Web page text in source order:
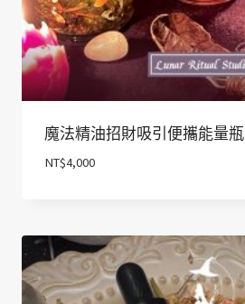
魔法精油招財吸引便攜能量瓶
NT$4,000